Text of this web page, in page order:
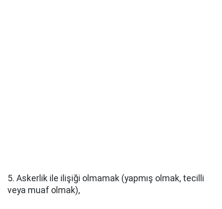
5. Askerlik ile ilişiği olmamak (yapmış olmak, tecilli
veya muaf olmak),